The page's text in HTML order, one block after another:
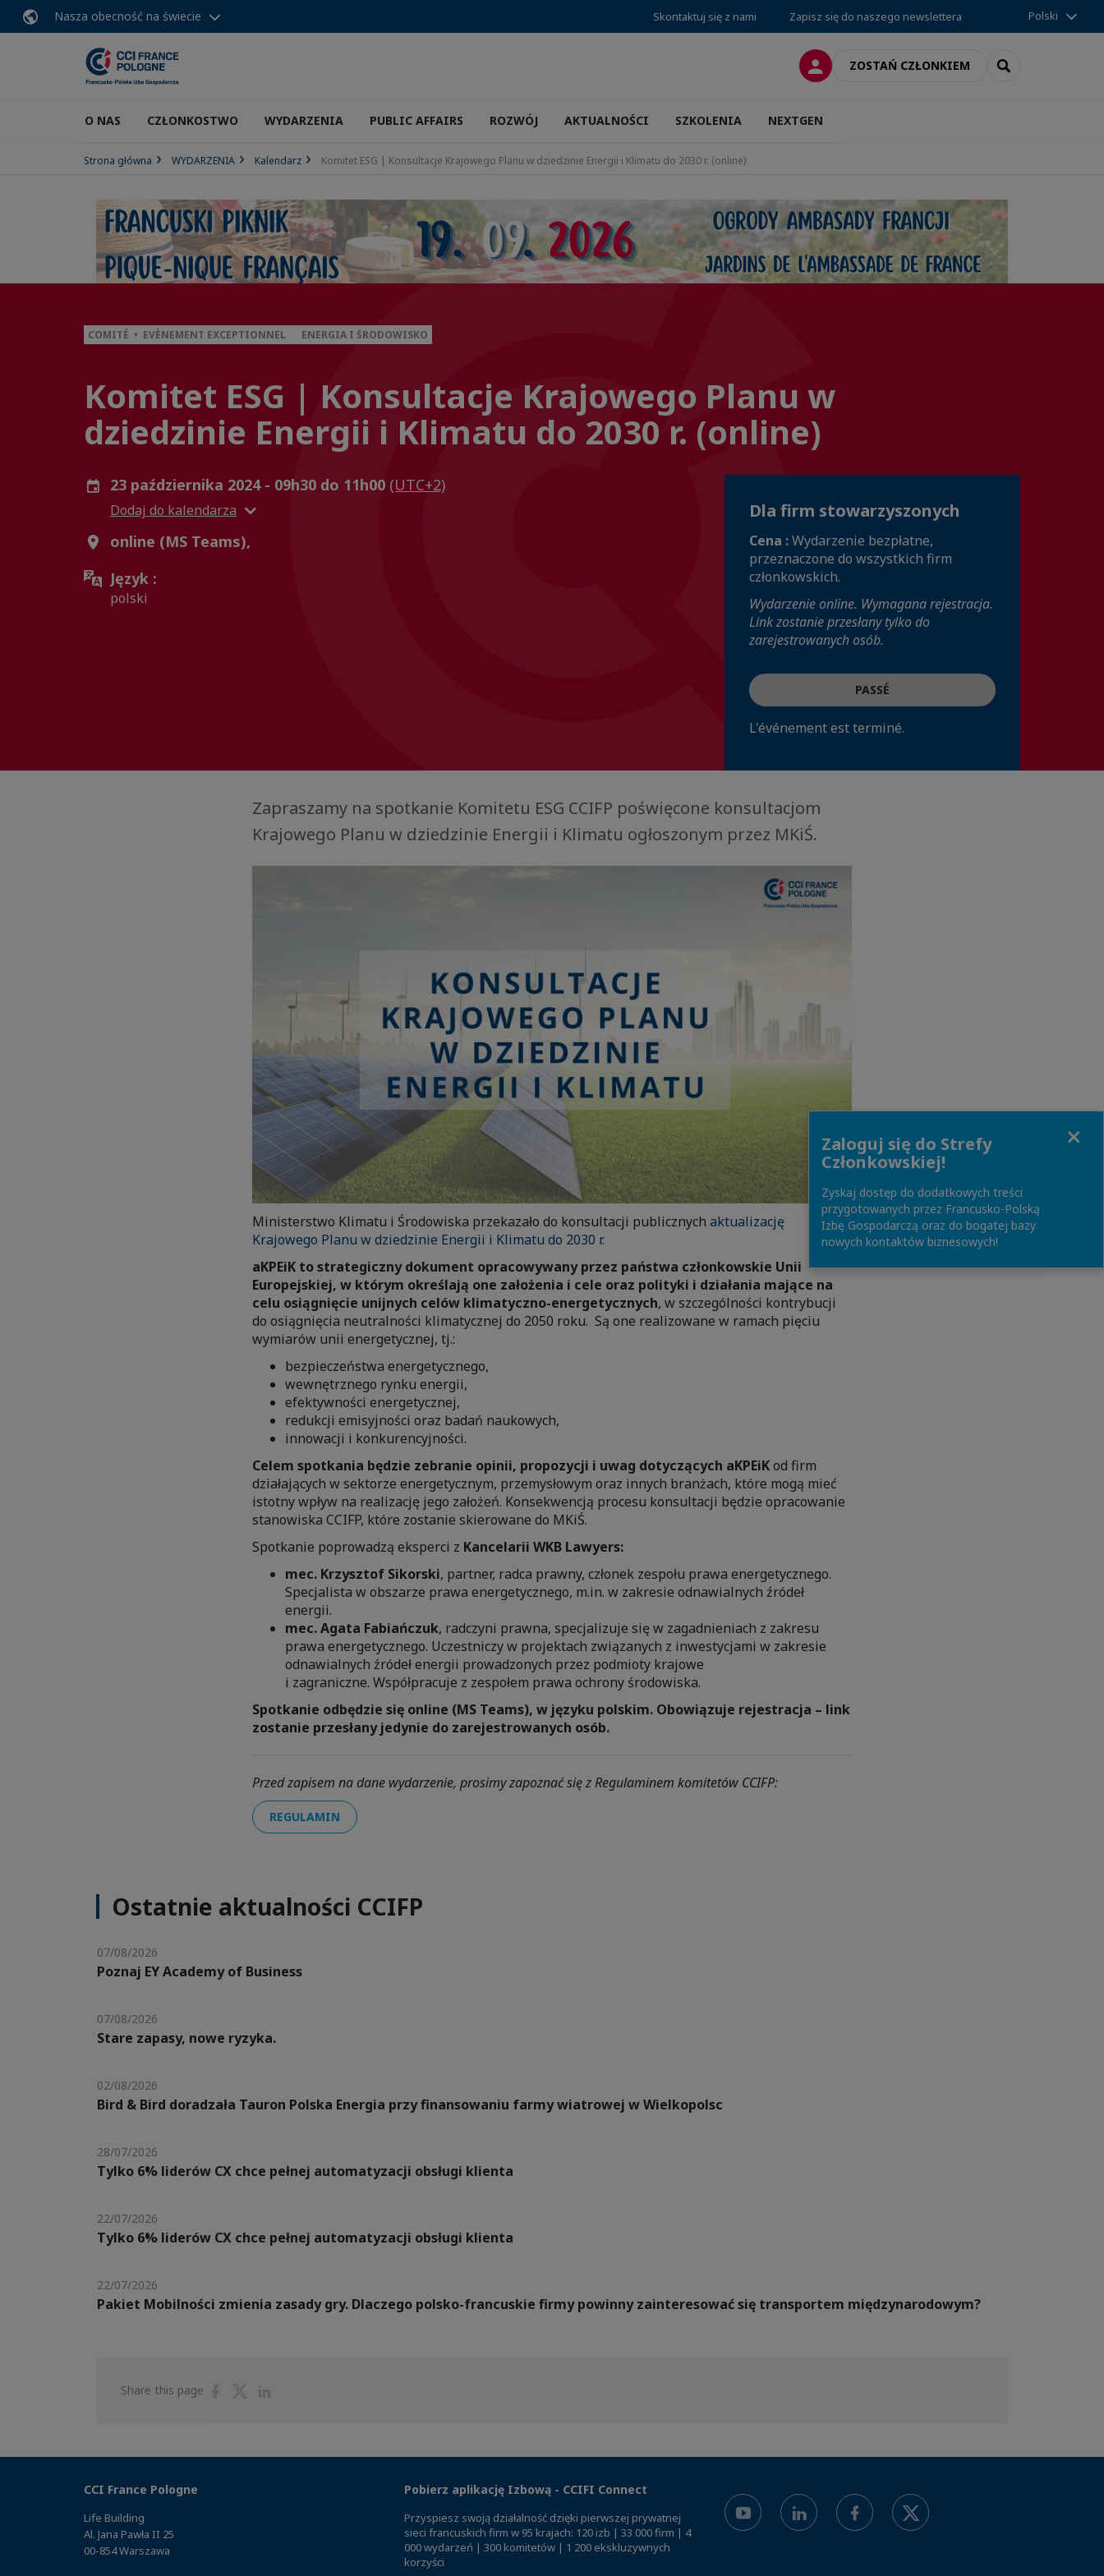
Nasza obecność na świecie Skontaktuj się z nami Zapisz się do naszego newslettera Polski
LOGOWANIEZOSTAŃ CZŁONKIEM SEARCH
O NAS CZŁONKOSTWO WYDARZENIA PUBLIC AFFAIRS ROZWÓJ AKTUALNOŚCI SZKOLENIA NEXTGEN
Strona główna WYDARZENIA Kalendarz Komitet ESG | Konsultacje Krajowego Planu w dziedzinie Energii i Klimatu do 2030 r. (online)
COMITÉ • EVÈNEMENT EXCEPTIONNEL ENERGIA I ŚRODOWISKO
Komitet ESG | Konsultacje Krajowego Planu w
dziedzinie Energii i Klimatu do 2030 r. (online)
23 października 2024 - 09h30 do 11h00 (UTC+2)
Dodaj do kalendarza
online (MS Teams),
Język :
polski
Dla firm stowarzyszonych
Cena :Wydarzenie bezpłatne,
przeznaczone do wszystkich firm
członkowskich.
Wydarzenie online. Wymagana rejestracja.
Link zostanie przesłany tylko do
zarejestrowanych osób.
PASSÉ
L'événement est terminé.
Zapraszamy na spotkanie Komitetu ESG CCIFP poświęcone konsultacjom
Krajowego Planu w dziedzinie Energii i Klimatu ogłoszonym przez MKiŚ.
Ministerstwo Klimatu i Środowiska przekazało do konsultacji publicznych aktualizację
Krajowego Planu w dziedzinie Energii i Klimatu do 2030 r.
aKPEiK to strategiczny dokument opracowywany przez państwa członkowskie Unii
Europejskiej, w którym określają one założenia i cele oraz polityki i działania mające na
celu osiągnięcie unijnych celów klimatyczno-energetycznych, w szczególności kontrybucji
do osiągnięcia neutralności klimatycznej do 2050 roku. Są one realizowane w ramach pięciu
wymiarów unii energetycznej, tj.:
bezpieczeństwa energetycznego,
wewnętrznego rynku energii,
efektywności energetycznej,
redukcji emisyjności oraz badań naukowych,
innowacji i konkurencyjności.
Celem spotkania będzie zebranie opinii, propozycji i uwag dotyczących aKPEiKod firm
działających w sektorze energetycznym, przemysłowym oraz innych branżach, które mogą mieć
istotny wpływ na realizację jego założeń. Konsekwencją procesu konsultacji będzie opracowanie
stanowiska CCIFP, które zostanie skierowane do MKiŚ.
Spotkanie poprowadzą eksperci z Kancelarii WKB Lawyers:
mec. Krzysztof Sikorski, partner, radca prawny, członek zespołu prawa energetycznego.
Specjalista w obszarze prawa energetycznego, m.in. w zakresie odnawialnych źródeł
energii.
mec. Agata Fabiańczuk, radczyni prawna, specjalizuje się w zagadnieniach z zakresu
prawa energetycznego. Uczestniczy w projektach związanych z inwestycjami w zakresie
odnawialnych źródeł energii prowadzonych przez podmioty krajowe
i zagraniczne. Współpracuje z zespołem prawa ochrony środowiska.
Spotkanie odbędzie się online (MS Teams), w języku polskim. Obowiązuje rejestracja – link
zostanie przesłany jedynie do zarejestrowanych osób.
Przed zapisem na dane wydarzenie, prosimy zapoznać się z Regulaminem komitetów CCIFP:
REGULAMIN
Ostatnie aktualności CCIFP
07/08/2026
Poznaj EY Academy of Business
07/08/2026
Stare zapasy, nowe ryzyka.
02/08/2026
Bird & Bird doradzała Tauron Polska Energia przy finansowaniu farmy wiatrowej w Wielkopolsc
28/07/2026
Tylko 6% liderów CX chce pełnej automatyzacji obsługi klienta
22/07/2026
Tylko 6% liderów CX chce pełnej automatyzacji obsługi klienta
22/07/2026
Pakiet Mobilności zmienia zasady gry. Dlaczego polsko-francuskie firmy powinny zainteresować się transportem międzynarodowym?
Share this page
ShareShare
CCI France Pologne
Life Building
Al. Jana Pawła II 25
00-854 Warszawa
Pobierz aplikację Izbową - CCIFI Connect
Przyspiesz swoją działalność dzięki pierwszej prywatnej
sieci francuskich firm w 95 krajach: 120 izb | 33 000 firm | 4
000 wydarzeń | 300 komitetów | 1 200 ekskluzywnych
korzyści
Zaloguj się do Strefy
Członkowskiej!
Zyskaj dostęp do dodatkowych treści
przygotowanych przez Francusko-Polską
Izbę Gospodarczą oraz do bogatej bazy
nowych kontaktów biznesowych!